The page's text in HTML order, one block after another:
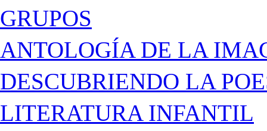
GRUPOS
ANTOLOGÍA DE LA
DESCUBRIENDO LA
LITERATURA INFANTIL